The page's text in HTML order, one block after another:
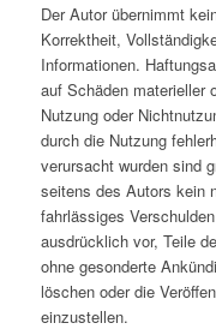
Der Autor übernimmt
Korrektheit,
Informationen.
auf Schäden materieller
Nutzung oder
durch die Nutzung
verursacht wurden sind
seitens des Autors kein
fahrlässiges
ausdrücklich vor, Teile
ohne gesonderte
löschen oder die
einzustellen.